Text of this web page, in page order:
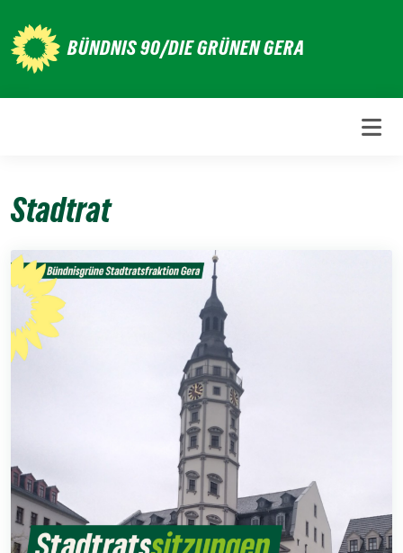
zum
Inhalt
BÜNDNIS 90/DIE GRÜNEN GERA
Stadtrat